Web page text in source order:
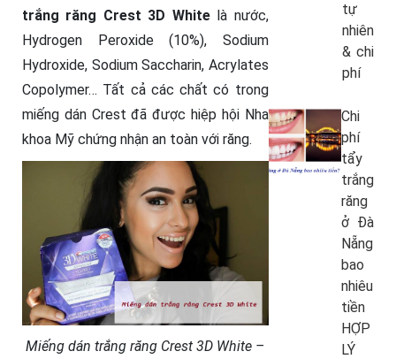
trắng răng Crest 3D Whitelà nước,
Hydrogen Peroxide (10%), Sodium
Hydroxide, Sodium Saccharin, Acrylates
Copolymer… Tất cả các chất có trong
miếng dán Crest đã được hiệp hội Nha
khoa Mỹ chứng nhận an toàn với răng.
Miếng dán trắng răng Crest 3D White –
tự
nhiên
& chi
phí
Chi
phí
tẩy
trắng
răng
ở Đà
Nẵng
bao
nhiêu
tiền
HỢP
LÝ